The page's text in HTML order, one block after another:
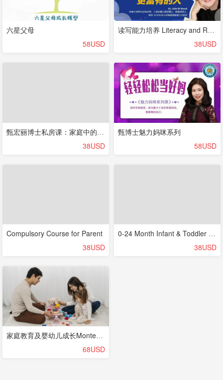
六星父母
58USD
读写能力培养 Literacy and Reading（audio ）
38USD
甄宏丽博士私房课：家庭中的儿童性教育5讲
38USD
甄博士魅力妈咪系列
58USD
Compulsory Course for Parent
38USD
0-24 Month Infant & Toddler Development Milestones
38USD
家庭教育及婴幼儿成长Montessori for Infants,Toddiers,and their Families
68USD